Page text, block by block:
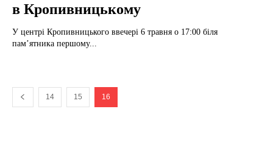
в Кропивницькому
У центрі Кропивницького ввечері 6 травня о 17:00 біля
пам’ятника першому...
14 15 16